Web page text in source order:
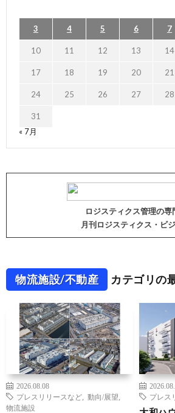
3 4 5 6 7
10 11 12 13 14
17 18 19 20 21
24 25 26 27 28
31
« 7月
ロジスティクス管理の専
月刊ロジスティクス・ビ
物流施設/不動産 カテゴリの
2026.08.08
プレスリリースなど
動向/展望
物流施設
プレス